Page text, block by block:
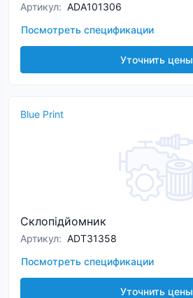
Артикул: ADA101306
Посмотреть спецификации
Уточнить цены
Blue Print
Склопідйомник
Артикул: ADT31358
Посмотреть спецификации
Уточнить цены